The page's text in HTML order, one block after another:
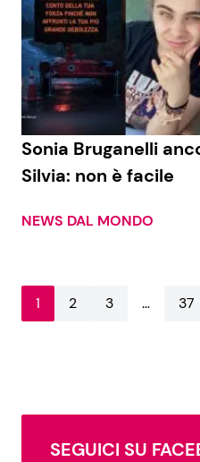
Sonia Bruganelli
Silvia: non è facile
NEWS DAL MONDO
1 2 3 … 37
SEGUICI SU